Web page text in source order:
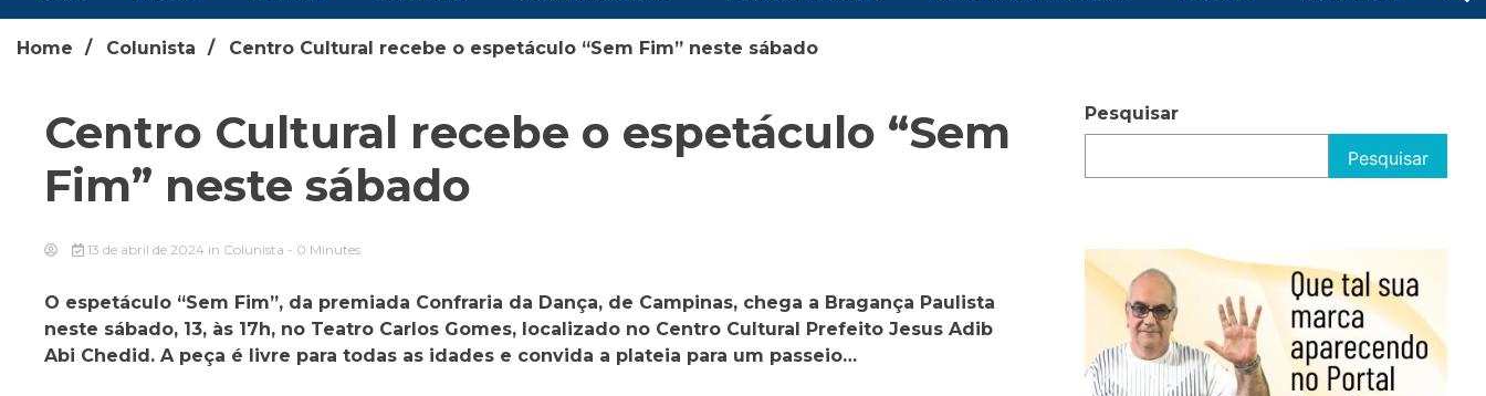
Home Colunista Centro Cultural recebe o espetáculo “Sem Fim” neste sábado
Centro Cultural recebe o espetáculo “Sem
Fim” neste sábado
13 de abril de 2024 in Colunista - 0 Minutes
O espetáculo “Sem Fim”, da premiada Confraria da Dança, de Campinas, chega a Bragança Paulista
neste sábado, 13, às 17h, no Teatro Carlos Gomes, localizado no Centro Cultural Prefeito Jesus Adib
Abi Chedid. A peça é livre para todas as idades e convida a plateia para um passeio…
Pesquisar
Pesquisar